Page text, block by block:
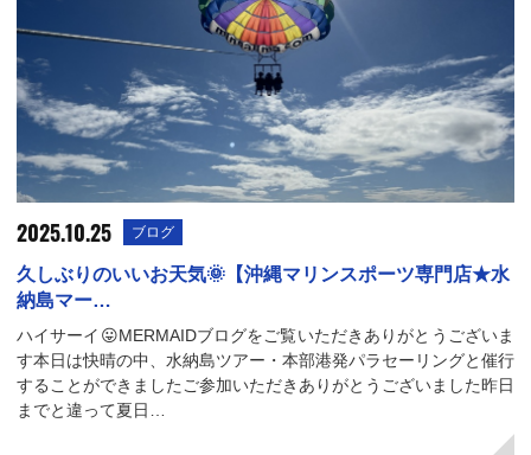
2025.10.25 ブログ
久しぶりのいいお天気🌞【沖縄マリンスポーツ専門店★水
納島マー…
ハイサーイ😛MERMAIDブログをご覧いただきありがとうございま
す本日は快晴の中、水納島ツアー・本部港発パラセーリングと催行
することができましたご参加いただきありがとうございました昨日
までと違って夏日…